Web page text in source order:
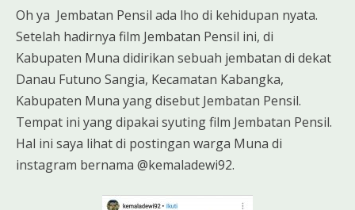
Oh ya Jembatan Pensil ada lho di kehidupan nyata.
Setelah hadirnya film Jembatan Pensil ini, di
Kabupaten Muna didirikan sebuah jembatan di dekat
Danau Futuno Sangia, Kecamatan Kabangka,
Kabupaten Muna yang disebut Jembatan Pensil.
Tempat ini yang dipakai syuting film Jembatan Pensil.
Hal ini saya lihat di postingan warga Muna di
instagram bernama @kemaladewi92.